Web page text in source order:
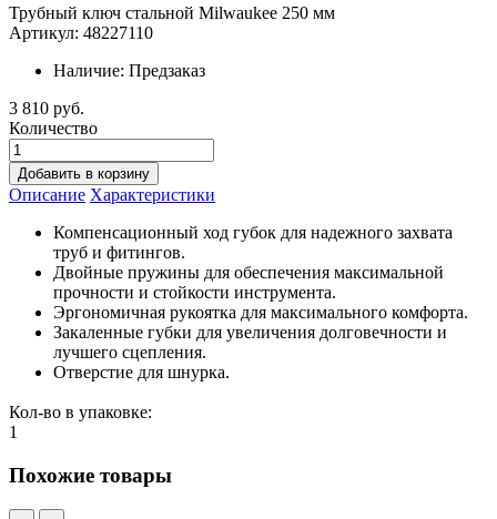
Трубный ключ стальной Milwaukee 250 мм
Артикул: 48227110
Наличие: Предзаказ
3 810 руб.
Количество
Добавить в корзину
Описание Характеристики
Компенсационный ход губок для надежного захвата
труб и фитингов.
Двойные пружины для обеспечения максимальной
прочности и стойкости инструмента.
Эргономичная рукоятка для максимального комфорта.
Закаленные губки для увеличения долговечности и
лучшего сцепления.
Отверстие для шнурка.
Кол-во в упаковке:
1
Похожие товары